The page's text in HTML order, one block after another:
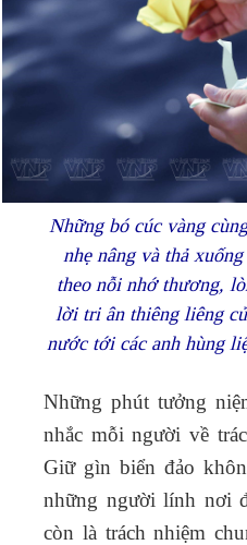
Những bó cúc vàng
nhẹ nâng và thả
theo nỗi nhớ thương,
lời tri ân thiêng liêng
nước tới các anh hùng
Những phút tưởng
nhắc mỗi người về
Giữ gìn biển đảo
những người lính nơi
còn là trách nhiệm